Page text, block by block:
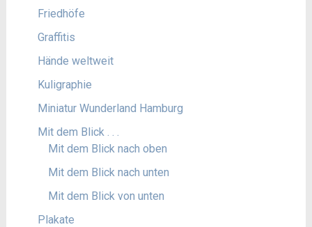
Friedhöfe
Graffitis
Hände weltweit
Kuligraphie
Miniatur Wunderland Hamburg
Mit dem Blick . . .
Mit dem Blick nach oben
Mit dem Blick nach unten
Mit dem Blick von unten
Plakate